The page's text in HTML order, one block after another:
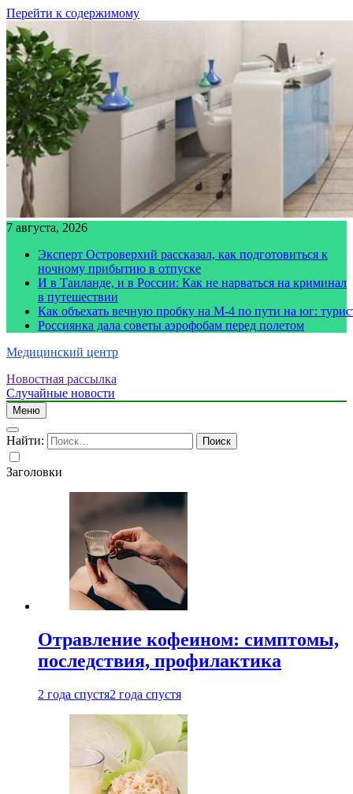
Перейти к содержимому
7 августа, 2026
Эксперт Островерхий рассказал, как подготовиться к
ночному прибытию в отпуске
И в Таиланде, и в России: Как не нарваться на криминал
в путешествии
Как объехать вечную пробку на М-4 по пути на юг:
Россиянка дала советы аэрофобам перед полетом
Медицинский центр
Новостная рассылка
Случайные новости
Меню
Найти:
Заголовки
Отравление кофеином: симптомы,
последствия, профилактика
2 года спустя2 года спустя